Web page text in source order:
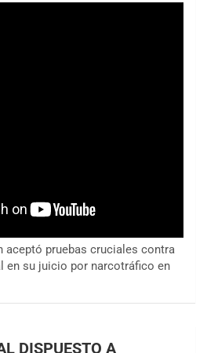
aceptó pruebas cruciales contra
en su juicio por narcotráfico en
DISPUESTO A